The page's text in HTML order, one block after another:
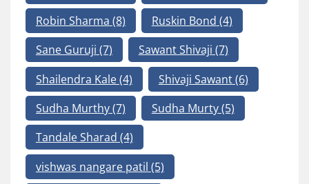
Robin Sharma (8) Ruskin Bond (4)
Sane Guruji (7) Sawant Shivaji (7)
Shailendra Kale(4) Shivaji Sawant(6)
Sudha Murthy(7) Sudha Murty(5)
Tandale Sharad (4)
vishwas nangare patil (5)